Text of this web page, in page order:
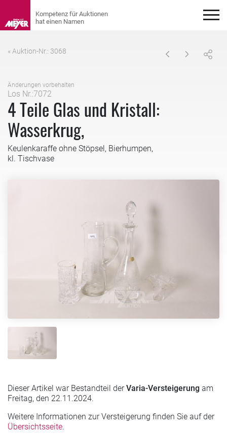
« Auktion-Nr.: 3068
Änderungen vorbehalten
Los Nr.:7072
4 Teile Glas und Kristall:
Wasserkrug,
Keulenkaraffe ohne Stöpsel, Bierhumpen,
kl. Tischvase
Dieser Artikel war Bestandteil derVaria-Versteigerung am
Freitag, den 22.11.2024.
Weitere Informationen zur Versteigerung finden Sie auf der
Übersichtsseite.